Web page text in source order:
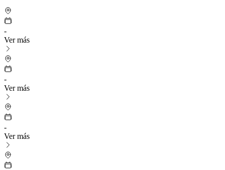
-
Ver más
-
Ver más
-
Ver más